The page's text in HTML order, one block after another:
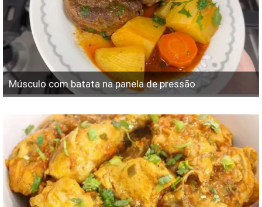
Músculo com batata na panela de pressão